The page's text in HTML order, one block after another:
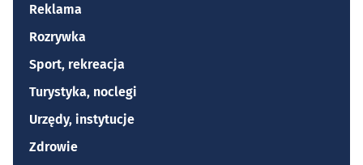
Reklama
Rozrywka
Sport, rekreacja
Turystyka, noclegi
Urzędy, instytucje
Zdrowie